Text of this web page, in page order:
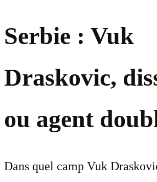
Serbie : Vuk
Draskovic,
ou agent
Dans quel camp Vuk